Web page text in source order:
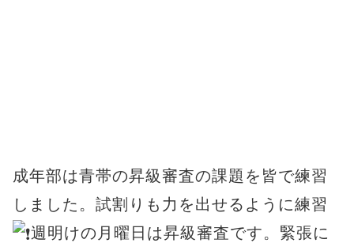
成年部は青帯の昇級審査の課題を皆で練習
しました。試割りも力を出せるように練習
週明けの月曜日は昇級審査です。緊張に